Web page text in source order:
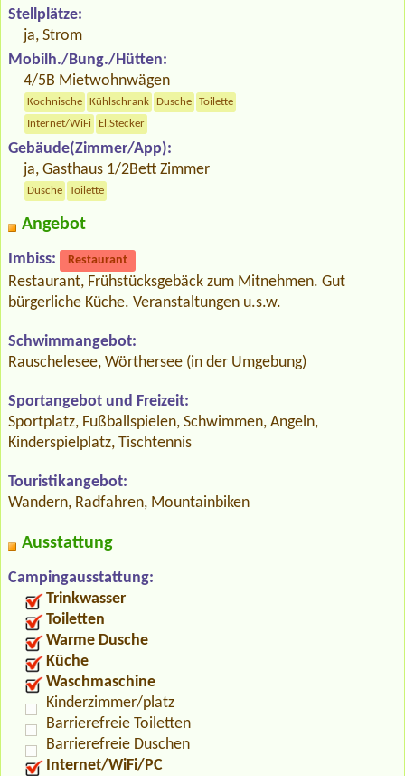
Stellplätze:
ja, Strom
Mobilh./Bung./Hütten:
4/5B Mietwohnwägen
Kochnische Kühlschrank Dusche
Toilette
Internet/WiFi
El.Stecker
Gebäude(Zimmer/App):
ja, Gasthaus 1/2Bett Zimmer
Dusche Toilette
Angebot
Imbiss: Restaurant
Restaurant, Frühstücksgebäck zum Mitnehmen. Gut
bürgerliche Küche. Veranstaltungen u.s.w.
Schwimmangebot:
Rauschelesee, Wörthersee (in der Umgebung)
Sportangebot und Freizeit:
Sportplatz, Fußballspielen, Schwimmen, Angeln,
Kinderspielplatz, Tischtennis
Touristikangebot:
Wandern, Radfahren, Mountainbiken
Ausstattung
Campingausstattung:
Trinkwasser
Toiletten
Warme Dusche
Küche
Waschmaschine
Kinderzimmer/platz
Barrierefreie Toiletten
Barrierefreie Duschen
Internet/WiFi/PC